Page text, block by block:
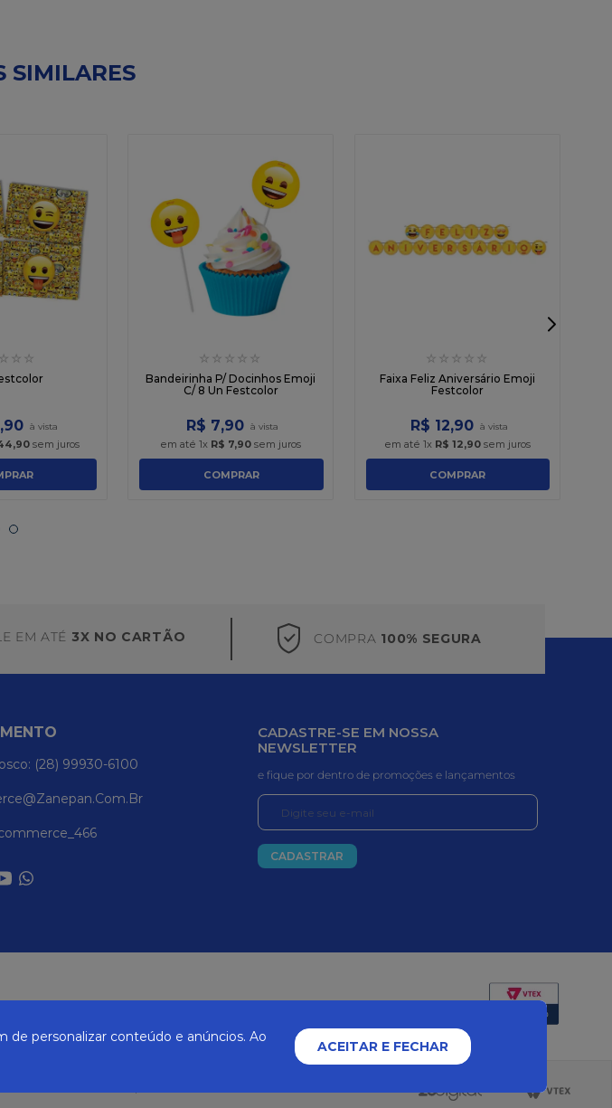
SIMILARES
☆ ☆ ☆
,90
,90 sem juros
☆ ☆ ☆ ☆ ☆
Bandeirinha P/ Docinhos Emoji
C/ 8 Un Festcolor
R$ 7,90
em até1x R$ 7,90 sem juros
COMPRAR
☆ ☆ ☆ ☆ ☆
Faixa Feliz Aniversário Emoji
Festcolor
R$ 12,90
em até 1x R$ 12,90sem juros
COMPRAR
EM ATÉ 3X NO CARTÃO COMPRA 100% SEGURA
(28) 99930-6100
CADASTRE-SE EM NOSSA
NEWSLETTER
e fique por dentro de promoções e lançamentos
CADASTRAR
DE ITAPEMIRIM - ES | CEP 29309-712
de personalizar conteúdo e anúncios. Ao
ACEITAR E FECHAR